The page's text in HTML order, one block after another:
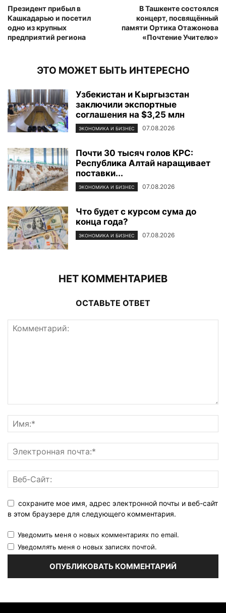
Президент прибыл в
Кашкадарью и посетил
одно из крупных
предприятий региона
В Ташкенте состоялся
концерт, посвящённый
памяти Ортика Отажонова
«Почтение Учителю»
ЭТО МОЖЕТ БЫТЬ ИНТЕРЕСНО
Узбекистан и Кыргызстан
заключили экспортные
соглашения на $3,25 млн
ЭКОНОМИКА И БИЗНЕС 07.08.2026
Почти 30 тысяч голов КРС:
Республика Алтай наращивает
поставки...
ЭКОНОМИКА И БИЗНЕС 07.08.2026
Что будет с курсом сума до
конца года?
ЭКОНОМИКА И БИЗНЕС 07.08.2026
НЕТ КОММЕНТАРИЕВ
ОСТАВЬТЕ ОТВЕТ
сохраните мое имя, адрес электронной почты и веб-сайт
в этом браузере для следующего комментария.
Уведомить меня о новых комментариях по email.
Уведомлять меня о новых записях почтой.